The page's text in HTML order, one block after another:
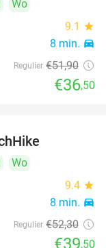
Wo
9.1 star
8 min. directions_car
Regulier €51,90
€36,50
Wo
9.4 star
8 min. directions_car
Regulier €52,30
€39,50